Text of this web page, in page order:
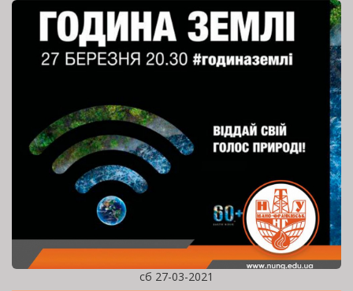
сб 27-03-2021